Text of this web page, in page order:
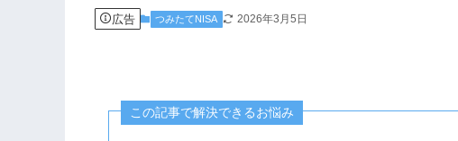
広告 つみたてNISA 2026年3月5日
この記事で解決できるお悩み